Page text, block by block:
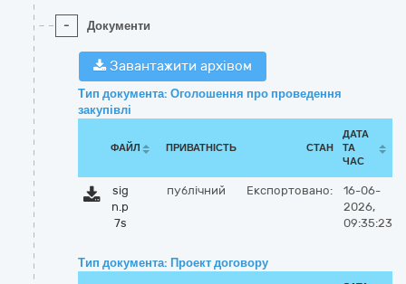
- Документи
Завантажити архівом
Тип документа: Оголошення про проведення
закупівлі
ФАЙЛ ПРИВАТНІСТЬ СТАН
ДАТА
ТА
ЧАС
sig
n.p
7s
публічний Експортовано:
16-06-
2026,
09:35:23
Тип документа: Проект договору